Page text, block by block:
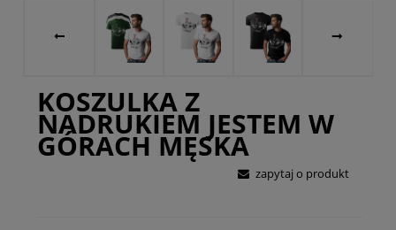
KOSZULKA Z
NADRUKIEM JESTEM W
GÓRACH MĘSKA
zapytaj o produkt